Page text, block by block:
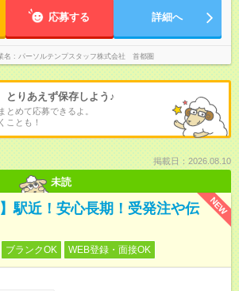
応募する 詳細へ
名 パーソルテンプスタッフ株式会社 首都圏
とりあえず保存しよう♪
とめて応募できるよ。
ことも！
掲載日：2026.08.10
未読
NEW
駅近！安心長期！受発注や伝
ブランクOK WEB登録・面接OK